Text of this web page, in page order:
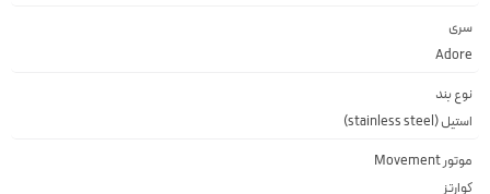
سری
Adore
نوع بند
استیل (stainless steel)
موتور Movement
کوارتز